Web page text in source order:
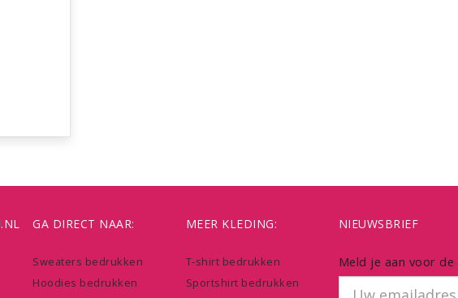
GA DIRECT NAAR:
Sweaters bedrukken
Hoodies bedrukken
MEER KLEDING:
T-shirt bedrukken
Sportshirt bedrukken
NIEUWSBRIEF
Meld je aan voor